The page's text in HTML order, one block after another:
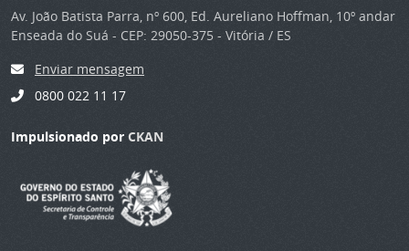
Av. João Batista Parra, nº 600, Ed. Aureliano Hoffman, 10º andar
Enseada do Suá - CEP: 29050-375 - Vitória / ES
Enviar mensagem
0800 022 11 17
Impulsionado por CKAN